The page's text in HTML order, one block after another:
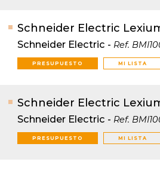
Schneider Electric
Schneider Electric - Ref.
PRESUPUESTO MI LISTA
Schneider Electric
Schneider Electric - Ref.
PRESUPUESTO MI LISTA